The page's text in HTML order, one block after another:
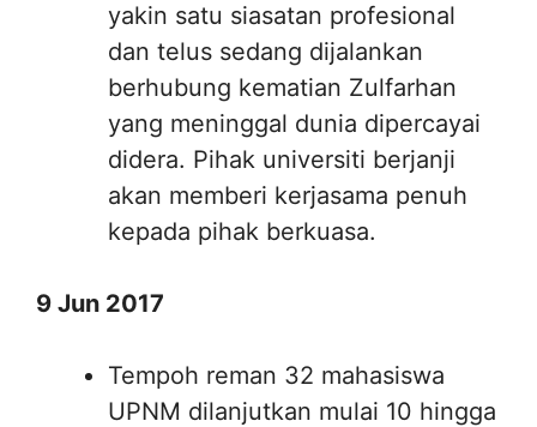
yakin satu siasatan profesional
dan telus sedang dijalankan
berhubung kematian Zulfarhan
yang meninggal dunia dipercayai
didera. Pihak universiti berjanji
akan memberi kerjasama penuh
kepada pihak berkuasa.
9 Jun 2017
Tempoh reman 32 mahasiswa
UPNM dilanjutkan mulai 10 hingga